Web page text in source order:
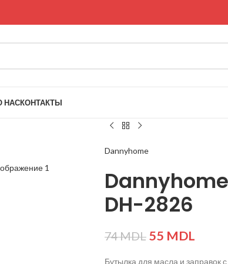
НАСКОНТАКТЫ
Dannyhome
DH-2826
74MDL 55 MDL
Бутылка для масла и заправок